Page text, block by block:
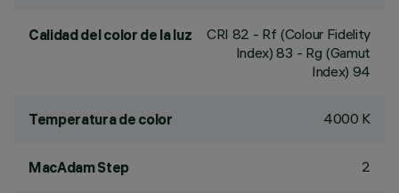
Calidad del color de la luz CRI 82 - Rf (Colour Fidelity
Index) 83 - Rg (Gamut
Index) 94
Temperatura de color 4000 K
MacAdam Step 2